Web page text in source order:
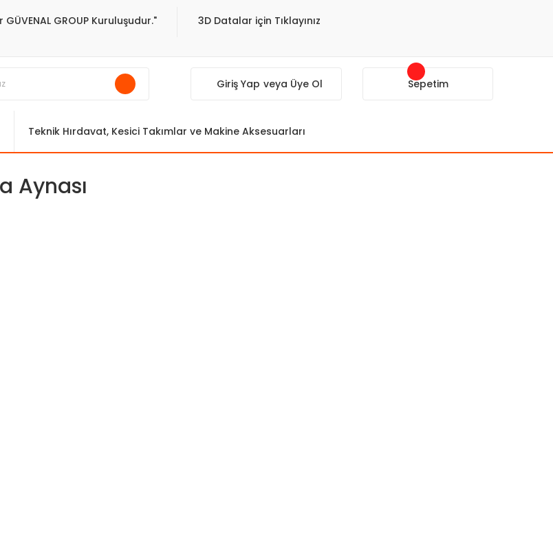
GROUP Kuruluşudur."
3D Datalar için Tıklayınız
Giriş Yap veya Üye Ol Sepetim
Teknik Hırdavat, Kesici Takımlar ve Makine Aksesuarları
Aynası